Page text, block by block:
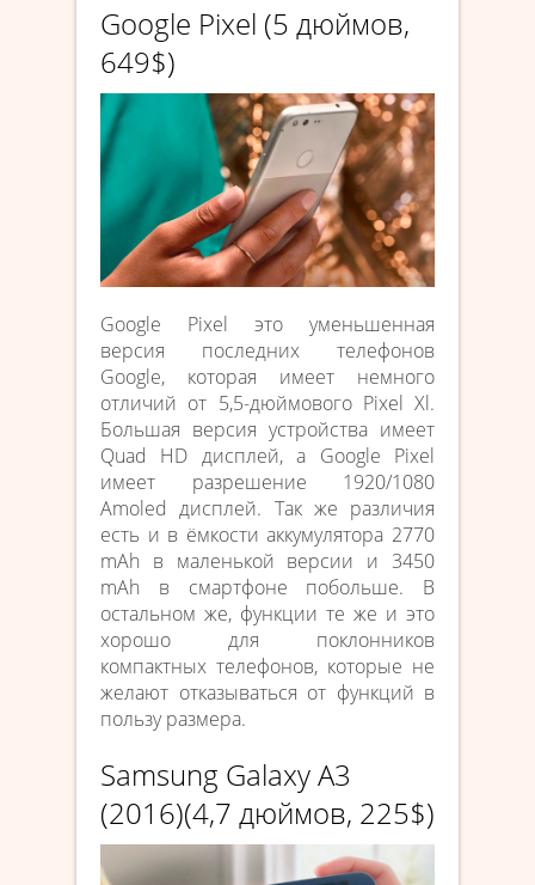
Google Pixel (5 дюймов,
649$)
Google Pixel это уменьшенная
версия последних телефонов
Google, которая имеет немного
отличий от 5,5-дюймового Pixel Xl.
Большая версия устройства имеет
Quad HD дисплей, а Google Pixel
имеет разрешение 1920/1080
Amoled дисплей. Так же различия
есть и в ёмкости аккумулятора 2770
mAh в маленькой версии и 3450
mAh в смартфоне побольше. В
остальном же, функции те же и это
хорошо для поклонников
компактных телефонов, которые не
желают отказываться от функций в
пользу размера.
Samsung Galaxy A3
(2016)(4,7 дюймов, 225$)